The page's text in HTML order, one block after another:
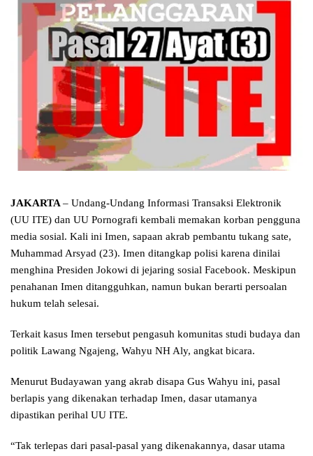
JAKARTA – Undang-Undang Informasi Transaksi Elektronik
(UU ITE) dan UU Pornografi kembali memakan korban pengguna
media sosial. Kali ini Imen, sapaan akrab pembantu tukang sate,
Muhammad Arsyad (23). Imen ditangkap polisi karena dinilai
menghina Presiden Jokowi di jejaring sosial Facebook. Meskipun
penahanan Imen ditangguhkan, namun bukan berarti persoalan
hukum telah selesai.
Terkait kasus Imen tersebut pengasuh komunitas studi budaya dan
politik Lawang Ngajeng, Wahyu NH Aly, angkat bicara.
Menurut Budayawan yang akrab disapa Gus Wahyu ini, pasal
berlapis yang dikenakan terhadap Imen, dasar utamanya
dipastikan perihal UU ITE.
“Tak terlepas dari pasal-pasal yang dikenakannya, dasar utama